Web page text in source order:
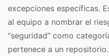
excepciones específicas.
al equipo a nombrar el
“seguridad” como
pertenece a un